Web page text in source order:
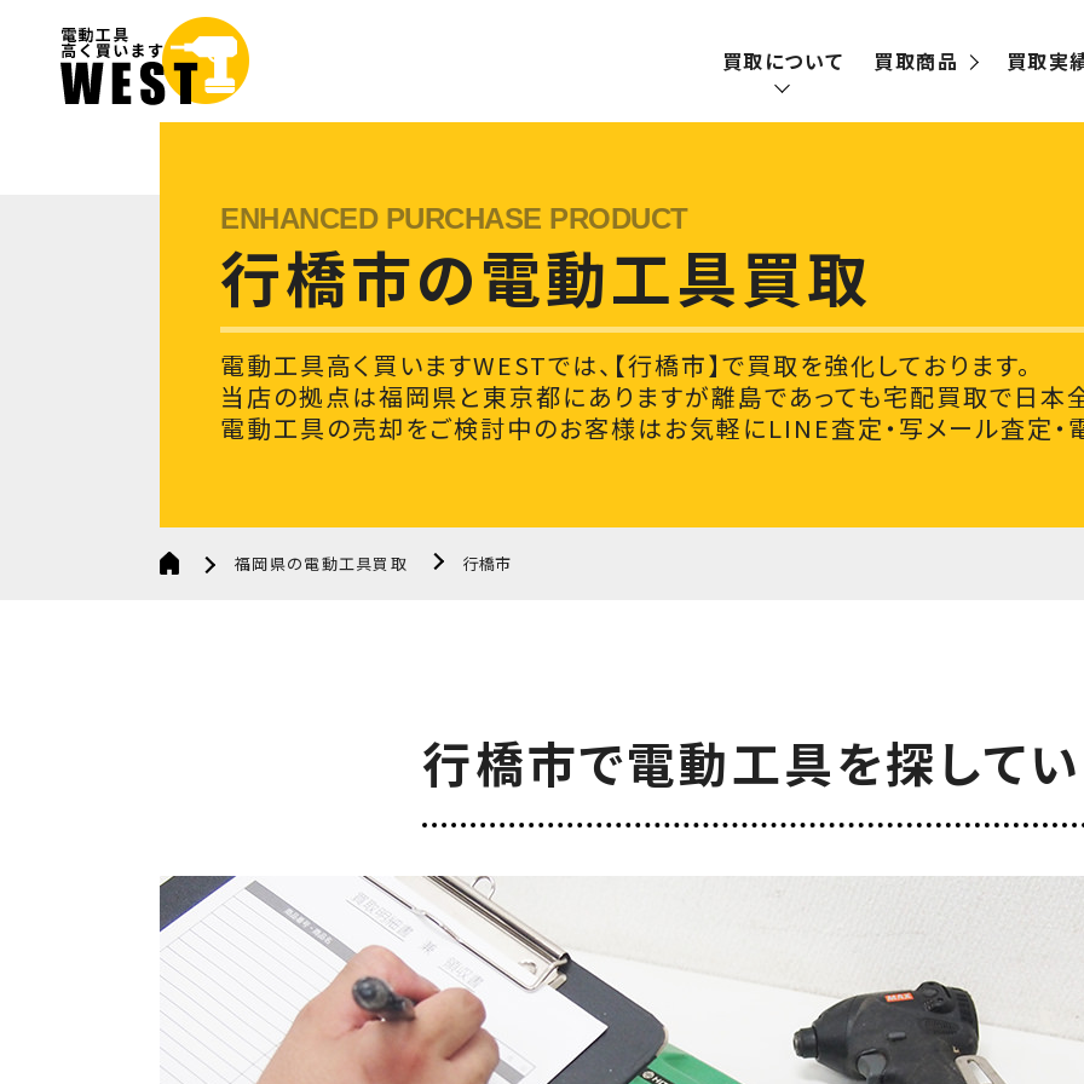
買取について
出張買取
買取商品 買取実
行橋市の電動工具買取
電動工具高く買いますWESTでは、【行橋市】で買取を強化しております。
当店の拠点は福岡県と東京都にありますが離島であっても宅配買取で日本
電動工具の売却をご検討中のお客様はお気軽にLINE査定・写メール査定・
福岡県の電動工具買取 行橋市
行橋市で電動工具を探してい